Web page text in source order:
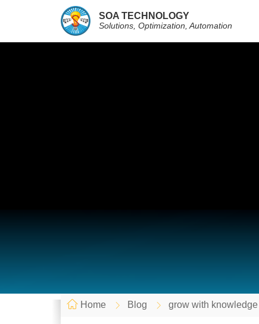
SOA TECHNOLOGY
Solutions, Optimization, Automation
Home Blog grow with knowledge